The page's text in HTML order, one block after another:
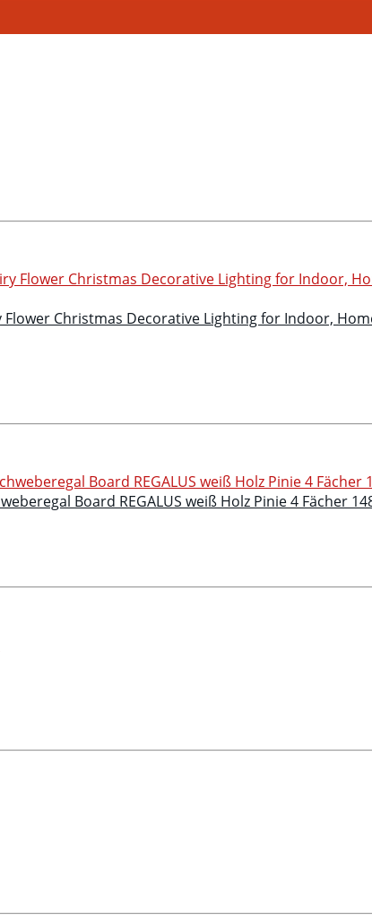
Flower Christmas Decorative Lighting for Indoor,
Board REGALUS weiß Holz Pinie 4 Fächer